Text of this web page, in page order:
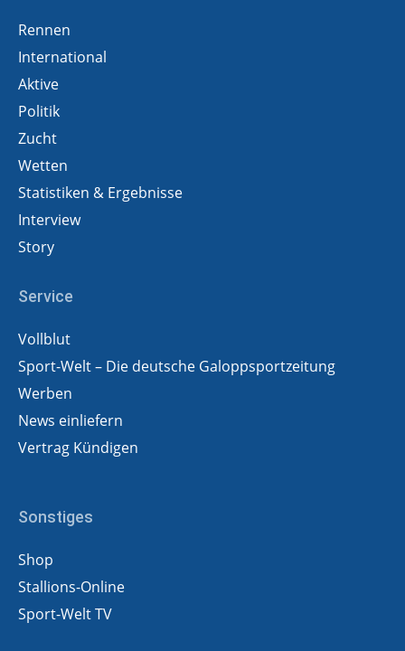
Rennen
International
Aktive
Politik
Zucht
Wetten
Statistiken & Ergebnisse
Interview
Story
Service
Vollblut
Sport-Welt – Die deutsche Galoppsportzeitung
Werben
News einliefern
Vertrag Kündigen
Sonstiges
Shop
Stallions-Online
Sport-Welt TV